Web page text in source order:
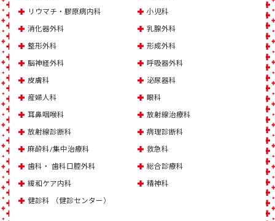
リウマチ・膠原病内科
小児科
消化器外科
乳腺外科
整形外科
形成外科
脳神経外科
呼吸器外科
皮膚科
泌尿器科
産婦人科
眼科
耳鼻咽喉科
放射線治療科
放射線診断科
病理診断科
麻酔科/集中治療科
救急科
歯科・ 歯科口腔外科
総合診療科
緩和ケア内科
精神科
健診科 （健診センター）